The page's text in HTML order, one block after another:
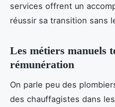
services offrent un
réussir sa transition sans
Les métiers manuels
rémunération
On parle peu des
des chauffagistes dans